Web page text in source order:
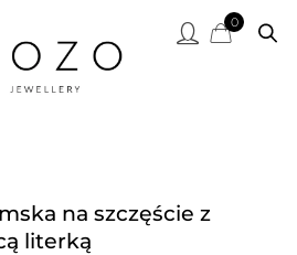
0
na szczęście z
literką